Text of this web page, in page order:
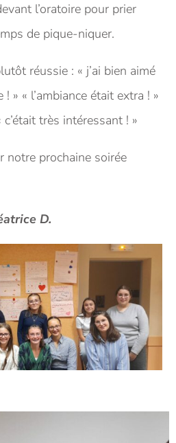
l’oratoire pour prier
de pique-niquer.
réussie : « j’ai bien aimé
» « l’ambiance était extra ! »
très intéressant ! »
notre prochaine soirée
D.